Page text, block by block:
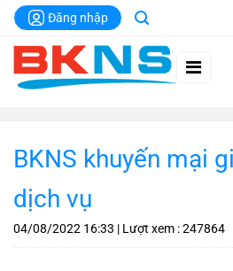
Chuyển
đến
dung
Đăng nhập
BKNS khuyến mại
dịch vụ
04/08/2022 16:33 | Lượt xem : 247864